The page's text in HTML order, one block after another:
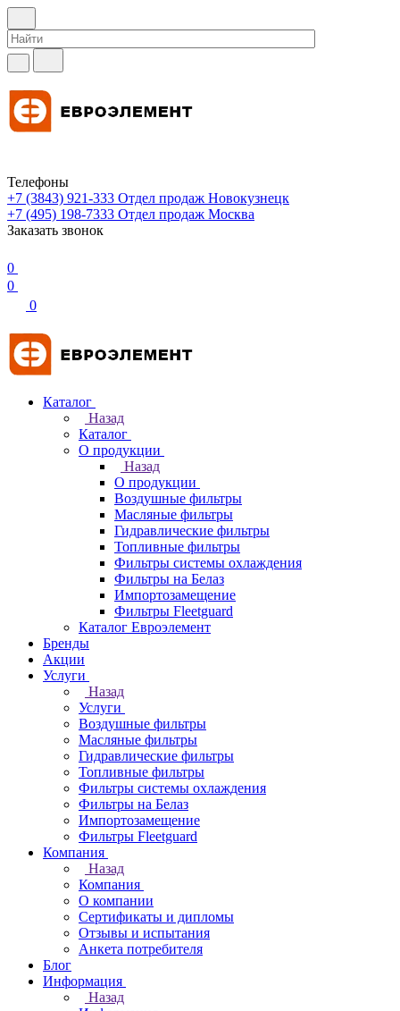
Телефоны
+7 (3843) 921-333 Отдел продаж Новокузнецк
+7 (495) 198-7333 Отдел продаж Москва
Заказать звонок
0
0
0
Каталог
Назад
Каталог
О продукции
Назад
О продукции
Воздушные фильтры
Масляные фильтры
Гидравлические фильтры
Топливные фильтры
Фильтры системы охлаждения
Фильтры на Белаз
Импортозамещение
Фильтры Fleetguard
Каталог Евроэлемент
Бренды
Акции
Услуги
Назад
Услуги
Воздушные фильтры
Масляные фильтры
Гидравлические фильтры
Топливные фильтры
Фильтры системы охлаждения
Фильтры на Белаз
Импортозамещение
Фильтры Fleetguard
Компания
Назад
Компания
О компании
Сертификаты и дипломы
Отзывы и испытания
Анкета потребителя
Блог
Информация
Назад